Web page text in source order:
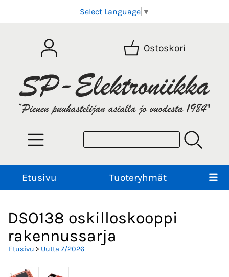
Select Language ▼
Ostoskori
Etusivu Tuoteryhmät
DSO138 oskilloskooppi
rakennussarja
Etusivu > Uutta 7/2026